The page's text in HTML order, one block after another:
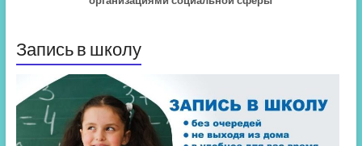
Запись в школу